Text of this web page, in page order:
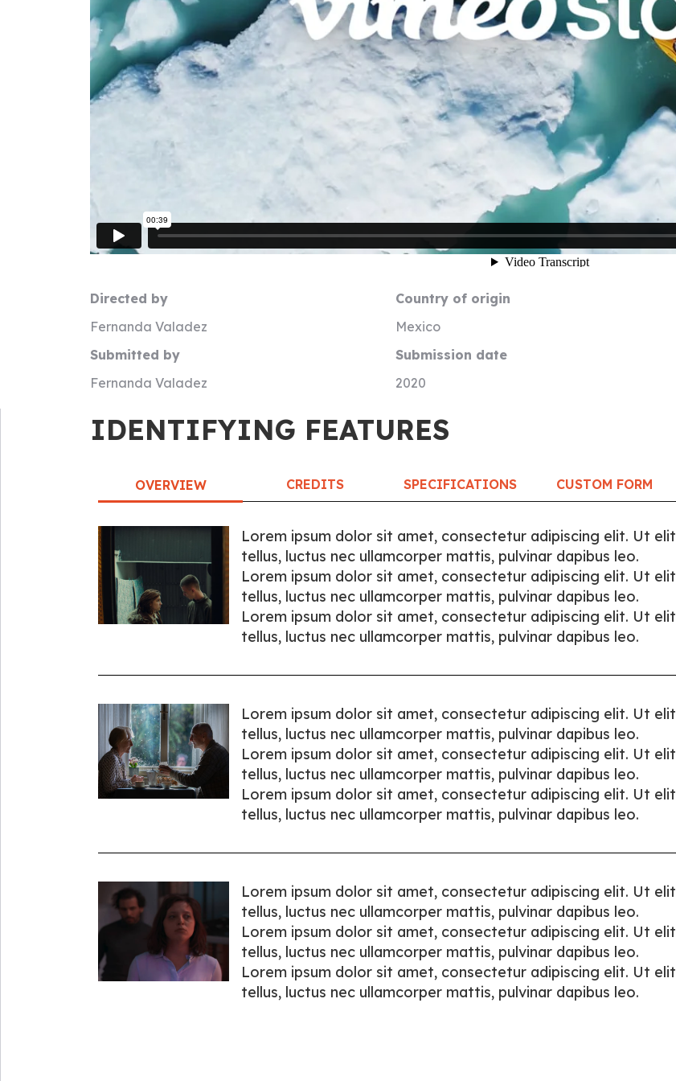
Directed by
Fernanda Valadez
Submitted by
Fernanda Valadez
Country of origin
Mexico
Submission date
2020
IDENTIFYING FEATURES
OVERVIEW CREDITS SPECIFICATIONS CUSTOM FORM
Lorem ipsum dolor sit amet, consectetur adipiscing elit. Ut elit
tellus, luctus nec ullamcorper mattis, pulvinar dapibus leo.
Lorem ipsum dolor sit amet, consectetur adipiscing elit. Ut elit
tellus, luctus nec ullamcorper mattis, pulvinar dapibus leo.
Lorem ipsum dolor sit amet, consectetur adipiscing elit. Ut elit
tellus, luctus nec ullamcorper mattis, pulvinar dapibus leo.
Lorem ipsum dolor sit amet, consectetur adipiscing elit. Ut elit
tellus, luctus nec ullamcorper mattis, pulvinar dapibus leo.
Lorem ipsum dolor sit amet, consectetur adipiscing elit. Ut elit
tellus, luctus nec ullamcorper mattis, pulvinar dapibus leo.
Lorem ipsum dolor sit amet, consectetur adipiscing elit. Ut elit
tellus, luctus nec ullamcorper mattis, pulvinar dapibus leo.
Lorem ipsum dolor sit amet, consectetur adipiscing elit. Ut elit
tellus, luctus nec ullamcorper mattis, pulvinar dapibus leo.
Lorem ipsum dolor sit amet, consectetur adipiscing elit. Ut elit
tellus, luctus nec ullamcorper mattis, pulvinar dapibus leo.
Lorem ipsum dolor sit amet, consectetur adipiscing elit. Ut elit
tellus, luctus nec ullamcorper mattis, pulvinar dapibus leo.